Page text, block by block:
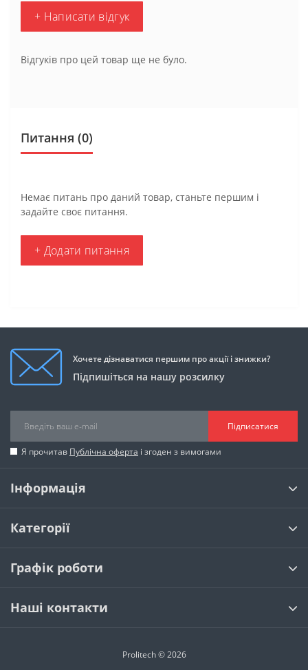
+ Написати відгук
Відгуків про цей товар ще не було.
Питання (0)
Немає питань про даний товар, станьте першим і
задайте своє питання.
+ Додати питання
Хочете дізнаватися першим про акції і знижки?
Підпишіться на нашу розсилку
Підписатися
Я прочитав Публічна оферта і згоден з вимогами
Інформація
Категорії
Графік роботи
Наші контакти
Prolitech © 2026